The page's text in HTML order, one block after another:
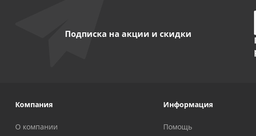
Подписка на акции и скидки
Компания
О компании
Информация
Помощь